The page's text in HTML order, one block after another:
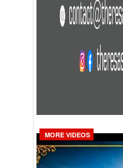
MORE VIDEOS